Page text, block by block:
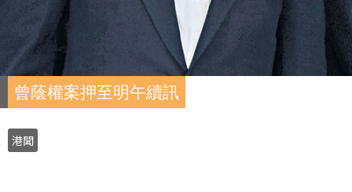
曾蔭權案押至明午續訊
港聞